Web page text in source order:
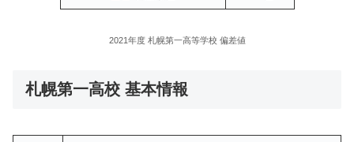
2021年度 札幌第一高等学校 偏差値
札幌第一高校 基本情報